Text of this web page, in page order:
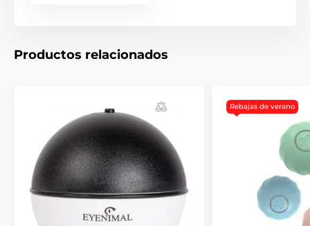
Juguetes electrónicos para gatos
Por la marca FroliCat
Productos relacionados
Rebajas de verano